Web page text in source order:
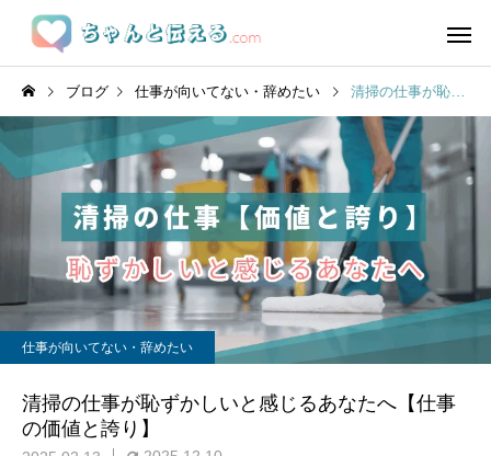
ブログ 仕事が向いてない・辞めたい 清掃の仕事が恥ずかしいと感じるあなたへ【仕事の価値と誇り】
仕事が向いてない・辞めたい
清掃の仕事が恥ずかしいと感じるあなたへ【仕事
の価値と誇り】